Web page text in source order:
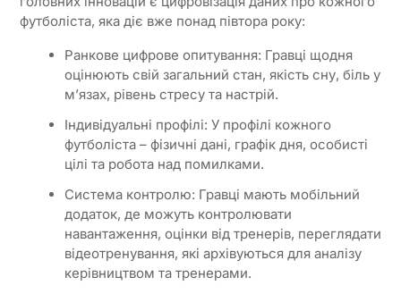
футболіста, яка діє вже понад півтора року:
Ранкове цифрове опитування: Гравці щодня
оцінюють свій загальний стан, якість сну, біль у
м’язах, рівень стресу та настрій.
Індивідуальні профілі: У профілі кожного
футболіста – фізичні дані, графік дня, особисті
цілі та робота над помилками.
Система контролю: Гравці мають мобільний
додаток, де можуть контролювати
навантаження, оцінки від тренерів, переглядати
відеотренування, які архівуються для аналізу
керівництвом та тренерами.